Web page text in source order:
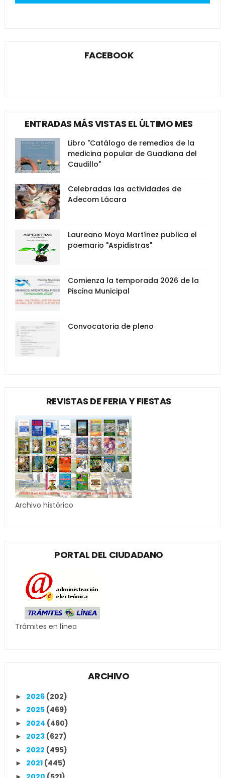
FACEBOOK
ENTRADAS MÁS VISTAS EL ÚLTIMO MES
Libro "Catálogo de remedios de la
medicina popular de Guadiana del
Caudillo"
Celebradas las actividades de
Adecom Lácara
Laureano Moya Martínez publica el
poemario "Aspidistras"
Comienza la temporada 2026 de la
Piscina Municipal
Convocatoria de pleno
REVISTAS DE FERIA Y FIESTAS
Archivo histórico
PORTAL DEL CIUDADANO
Trámites en línea
ARCHIVO
► 2026 (202)
► 2025 (469)
► 2024 (460)
► 2023 (627)
► 2022 (495)
► 2021 (445)
►